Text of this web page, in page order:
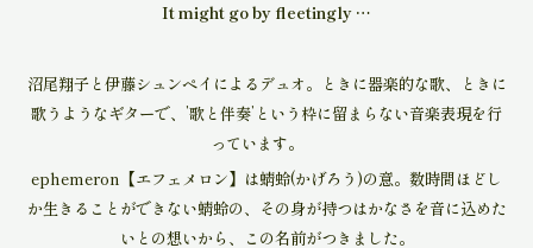
It might go by fleetingly …
沼尾翔子と伊藤シュンペイによるデュオ。ときに器楽的な歌、ときに
歌うようなギターで、’歌と伴奏’という枠に留まらない音楽表現を行
っています。
ephemeron【エフェメロン】は蜻蛉(かげろう)の意。 数時間ほどし
か生きることができない蜻蛉の、その身が持つはかなさを音に込めた
いとの想いから、
この名前がつきました。